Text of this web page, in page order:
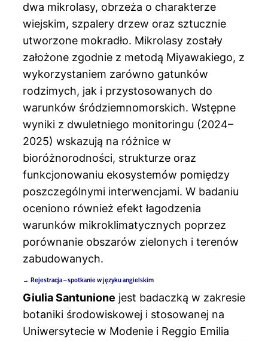
dwa mikrolasy, obrzeża o charakterze
wiejskim, szpalery drzew oraz sztucznie
utworzone mokradło. Mikrolasy zostały
założone zgodnie z metodą Miyawakiego, z
wykorzystaniem zarówno gatunków
rodzimych, jak i przystosowanych do
warunków śródziemnomorskich. Wstępne
wyniki z dwuletniego monitoringu (2024–
2025) wskazują na różnice w
bioróżnorodności, strukturze oraz
funkcjonowaniu ekosystemów pomiędzy
poszczególnymi interwencjami. W badaniu
oceniono również efekt łagodzenia
warunków mikroklimatycznych poprzez
porównanie obszarów zielonych i terenów
zabudowanych.
Rejestracja – spotkanie w języku angielskim
Giulia Santunione jest badaczką w zakresie
botaniki środowiskowej i stosowanej na
Uniwersytecie w Modenie i Reggio Emilia